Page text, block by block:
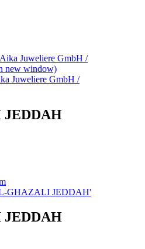
Juweliere GmbH /
new window)
Juweliere GmbH /
GHAZALI JEDDAH'